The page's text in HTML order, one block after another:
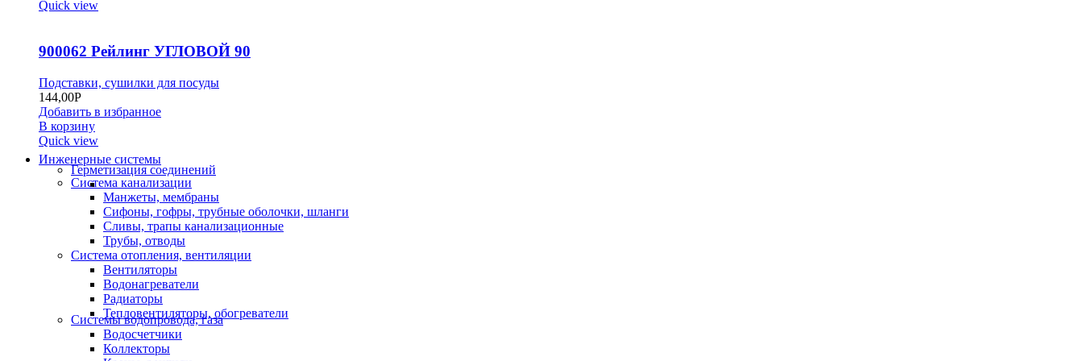
Quick view
900062 Рейлинг УГЛОВОЙ 90
Подставки, сушилки для посуды
144,00Р
Добавить в избранное
В корзину
Quick view
Инженерные системы
Герметизация соединений
Система канализации
Манжеты, мембраны
Сифоны, гофры, трубные оболочки, шланги
Сливы, трапы канализационные
Трубы, отводы
Система отопления, вентиляции
Вентиляторы
Водонагреватели
Радиаторы
Тепловентиляторы, обогреватели
Системы водопровода, газа
Водосчетчики
Коллекторы